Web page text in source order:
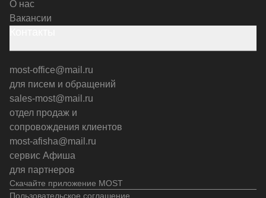
Скачайте приложение MOST
О нас
Вакансии
most-office@mail.ru
для писем и обращений
sales-most@mail.ru
отдел продаж и
сопровождения клиентов
most-afisha@mail.ru
сервис Афиша
для партнеров
Пользовательское соглашение